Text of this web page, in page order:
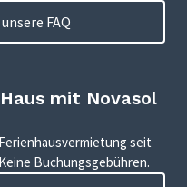
FAQ
mit Novasol
seit
Buchungsgebühren.